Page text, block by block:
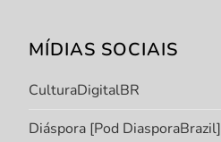
MÍDIAS SOCIAIS
CulturaDigitalBR
Diáspora [Pod DiasporaBrazil]